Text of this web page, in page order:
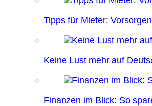
Tipps für Mieter:
Keine Lust mehr auf
Finanzen im Blick: So